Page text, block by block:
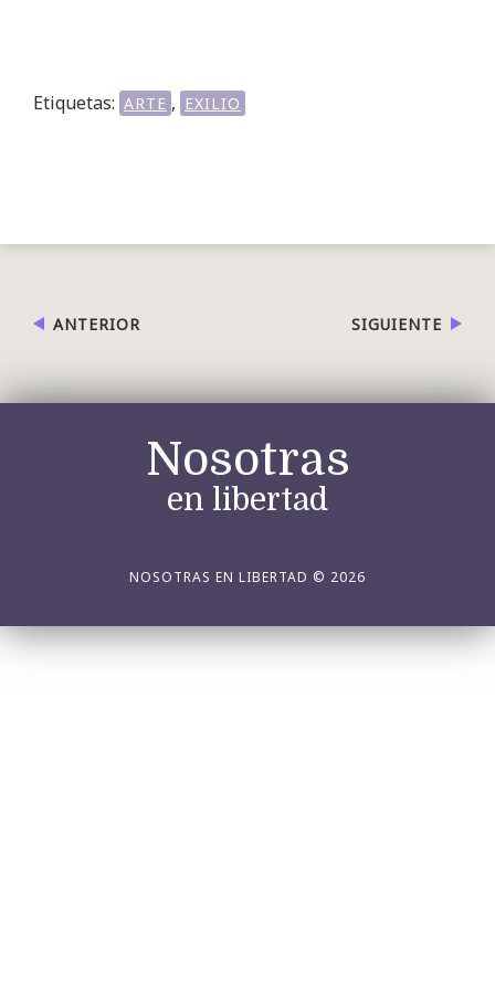
Etiquetas: ARTE , EXILIO
ANTERIOR SIGUIENTE
Nosotras
en libertad
NOSOTRAS EN LIBERTAD © 2026